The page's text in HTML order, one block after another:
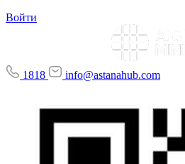
Войти
1818 info@astanahub.com